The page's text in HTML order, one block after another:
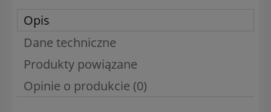
Opis
Dane techniczne
Produkty powiązane
Opinie o produkcie (0)